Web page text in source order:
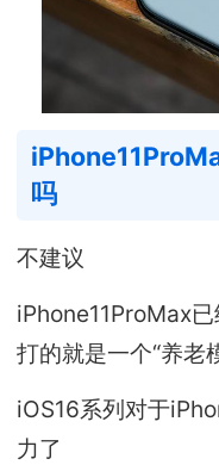
吗
不建议
iPhone11ProMax
打的就是一个“养老
iOS16系列对于
力了